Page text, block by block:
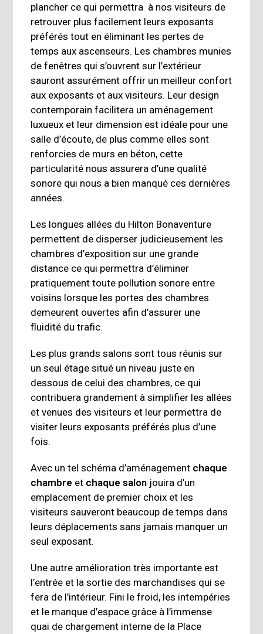
plancher ce qui permettra à nos visiteurs de
retrouver plus facilement leurs exposants
préférés tout en éliminant les pertes de
temps aux ascenseurs. Les chambres munies
de fenêtres qui s’ouvrent sur l’extérieur
sauront assurément offrir un meilleur confort
aux exposants et aux visiteurs. Leur design
contemporain facilitera un aménagement
luxueux et leur dimension est idéale pour une
salle d’écoute, de plus comme elles sont
renforcies de murs en béton, cette
particularité nous assurera d’une qualité
sonore qui nous a bien manqué ces dernières
années.
Les longues allées du Hilton Bonaventure
permettent de disperser judicieusement les
chambres d’exposition sur une grande
distance ce qui permettra d’éliminer
pratiquement toute pollution sonore entre
voisins lorsque les portes des chambres
demeurent ouvertes afin d’assurer une
fluidité du trafic.
Les plus grands salons sont tous réunis sur
un seul étage situé un niveau juste en
dessous de celui des chambres, ce qui
contribuera grandement à simplifier les allées
et venues des visiteurs et leur permettra de
visiter leurs exposants préférés plus d’une
fois.
Avec un tel schéma d’aménagement chaque
chambre et chaque salon jouira d’un
emplacement de premier choix et les
visiteurs sauveront beaucoup de temps dans
leurs déplacements sans jamais manquer un
seul exposant.
Une autre amélioration très importante est
l’entrée et la sortie des marchandises qui se
fera de l’intérieur. Fini le froid, les intempéries
et le manque d’espace grâce à l’immense
quai de chargement interne de la Place